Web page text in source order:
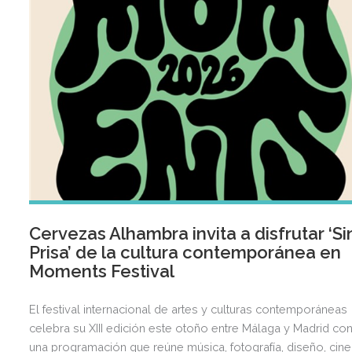
Cervezas Alhambra invita a disfrutar
Prisa’ de la cultura contemporánea en
Moments Festival
El festival internacional de artes y culturas contemporáneas
celebra su XIII edición este otoño entre Málaga y Madrid
una programación que reúne música, fotografía, diseño, cine